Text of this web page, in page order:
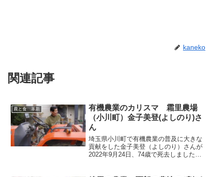
kaneko
関連記事
農と食 革新
有機農業のカリスマ 霜里農場
（小川町）金子美登(よしのり)さ
ん
埼玉県小川町で有機農業の普及に大きな
貢献をした金子美登（よしのり）さんが
2022年9月24日、74歳で死去しました。